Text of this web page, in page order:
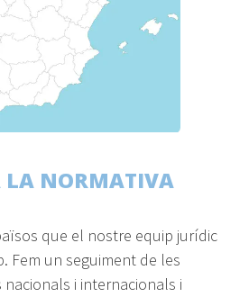
LA NORMATIVA
que el nostre equip jurídic
Fem un seguiment de les
i internacionals i